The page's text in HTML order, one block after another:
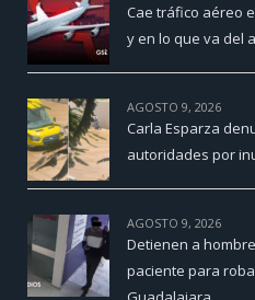
Cae tráfico aéreo
y en lo que va del
AGOSTO 9, 2026
Carla Esparza
autoridades por
AGOSTO 9, 2026
Detienen a
paciente para